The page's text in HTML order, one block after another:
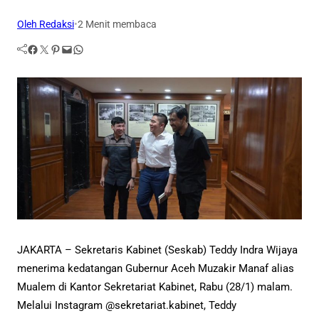
Oleh Redaksi•2 Menit membaca
Facebook Twitter Pinterest Mail WhatsApp
JAKARTA – Sekretaris Kabinet (Seskab) Teddy Indra Wijaya
menerima kedatangan Gubernur Aceh Muzakir Manaf alias
Mualem di Kantor Sekretariat Kabinet, Rabu (28/1) malam.
Melalui Instagram @sekretariat.kabinet, Teddy